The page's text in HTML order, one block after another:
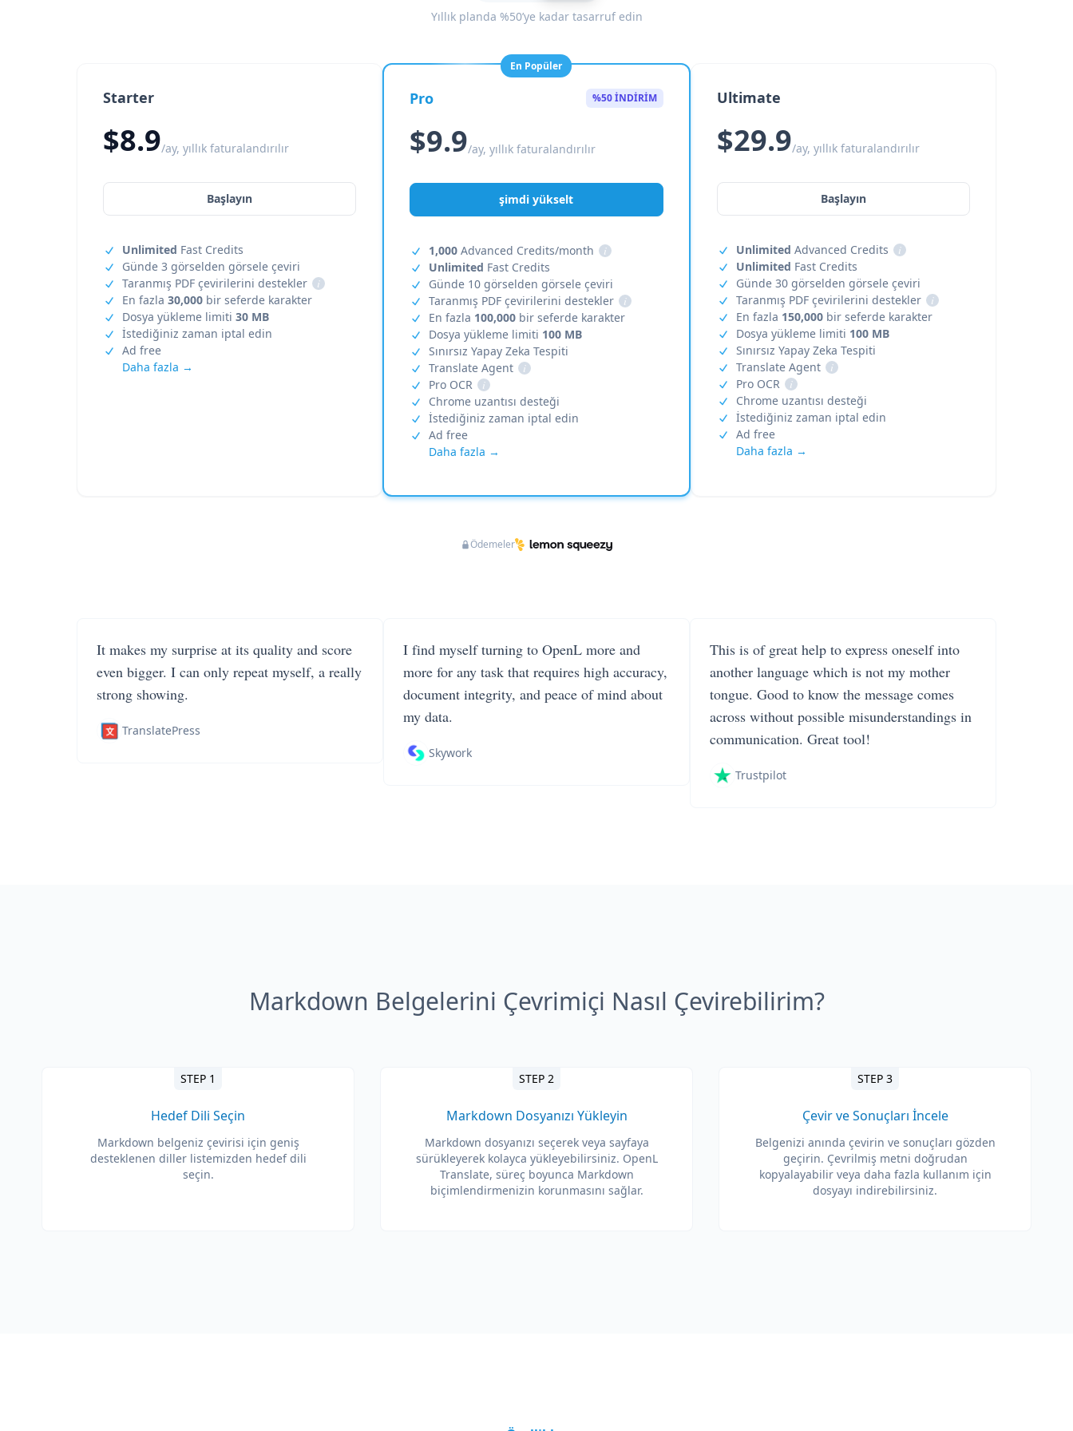
Yıllık planda %50’ye kadar tasarruf edin
Starter
$8.9/ay, yıllık faturalandırılır
Başlayın
Unlimited Fast Credits
Günde 3 görselden görsele çeviri
Taranmış PDF çevirilerini destekler
i
En fazla 30,000 bir seferde karakter
Dosya yükleme limiti 30 MB
İstediğiniz zaman iptal edin
Ad free
Daha fazla →
En Popüler
Pro %50 İNDİRİM
$9.9/ay, yıllık faturalandırılır
şimdi yükselt
1,000 Advanced Credits/month
i
Unlimited Fast Credits
Günde 10 görselden görsele çeviri
Taranmış PDF çevirilerini destekler
i
En fazla 100,000 bir seferde karakter
Dosya yükleme limiti 100 MB
Sınırsız Yapay Zeka Tespiti
Translate Agent
i
Pro OCR
i
Chrome uzantısı desteği
İstediğiniz zaman iptal edin
Ad free
Daha fazla →
Ultimate
$29.9/ay, yıllık faturalandırılır
Başlayın
Unlimited Advanced Credits
i
Unlimited Fast Credits
Günde 30 görselden görsele çeviri
Taranmış PDF çevirilerini destekler
i
En fazla 150,000bir seferde karakter
Dosya yükleme limiti 100 MB
Sınırsız Yapay Zeka Tespiti
Translate Agent
i
Pro OCR
i
Chrome uzantısı desteği
İstediğiniz zaman iptal edin
Ad free
Daha fazla →
Ödemeler
It makes my surprise at its quality and score
even bigger. I can only repeat myself, a really
strong showing.
TranslatePress
I find myself turning to OpenL more and
more for any task that requires high accuracy,
document integrity, and peace of mind about
my data.
Skywork
This is of great help to express oneself into
another language which is not my mother
tongue. Good to know the message comes
across without possible misunderstandings in
communication. Great tool!
Trustpilot
Markdown Belgelerini Çevrimiçi Nasıl Çevirebilirim?
STEP 1
Hedef Dili Seçin
Markdown belgeniz çevirisi için geniş
desteklenen diller listemizden hedef dili
seçin.
STEP 2
Markdown Dosyanızı Yükleyin
Markdown dosyanızı seçerek veya sayfaya
sürükleyerek kolayca yükleyebilirsiniz. OpenL
Translate, süreç boyunca Markdown
biçimlendirmenizin korunmasını sağlar.
STEP 3
Çevir ve Sonuçları İncele
Belgenizi anında çevirin ve sonuçları gözden
geçirin. Çevrilmiş metni doğrudan
kopyalayabilir veya daha fazla kullanım için
dosyayı indirebilirsiniz.